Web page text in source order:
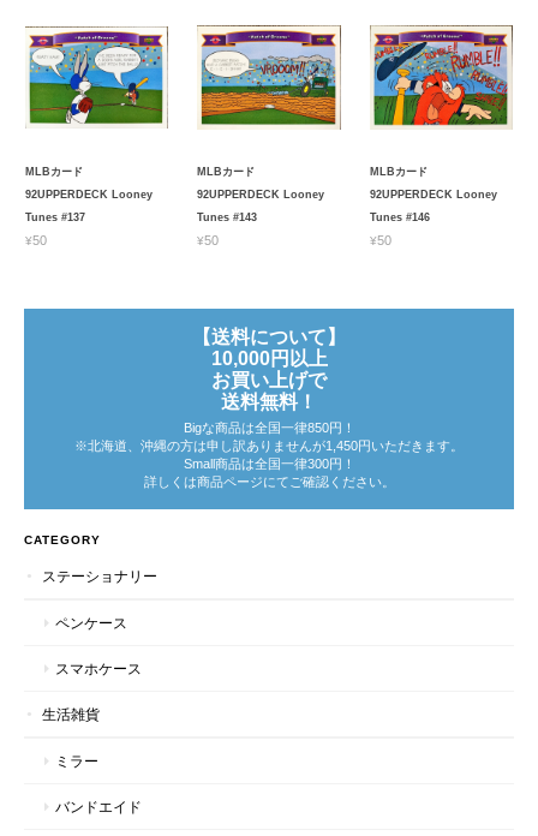
MLBカード
92UPPERDECK Looney
Tunes #137
¥50
MLBカード
92UPPERDECK Looney
Tunes #143
¥50
MLBカード
92UPPERDECK Looney
Tunes #146
¥50
【送料について】
10,000円以上
お買い上げで
送料無料！
Bigな商品は全国一律850円！
※北海道、沖縄の方は申し訳ありませんが1,450円いただきます。
Small商品は全国一律300円！
詳しくは商品ページにてご確認ください。
CATEGORY
ステーショナリー
ペンケース
スマホケース
生活雑貨
ミラー
バンドエイド